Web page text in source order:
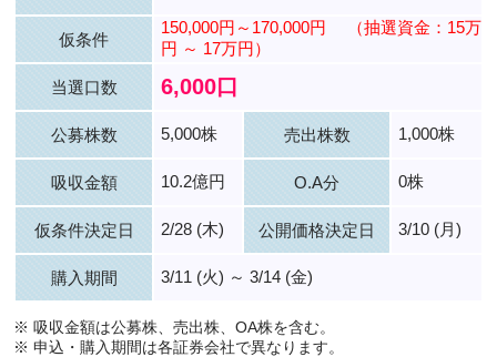
仮条件
150,000円～170,000円
（抽選資金：15万
円 ～ 17万円）
当選口数 6,000口
公募株数 5,000株 売出株数 1,000株
吸収金額 10.2億円 O.A分 0株
仮条件決定日 2/28 (木) 公開価格決定日 3/10 (月)
購入期間 3/11 (火) ～ 3/14 (金)
※ 吸収金額は公募株、売出株、OA株を含む。
※ 申込・購入期間は各証券会社で異なります。